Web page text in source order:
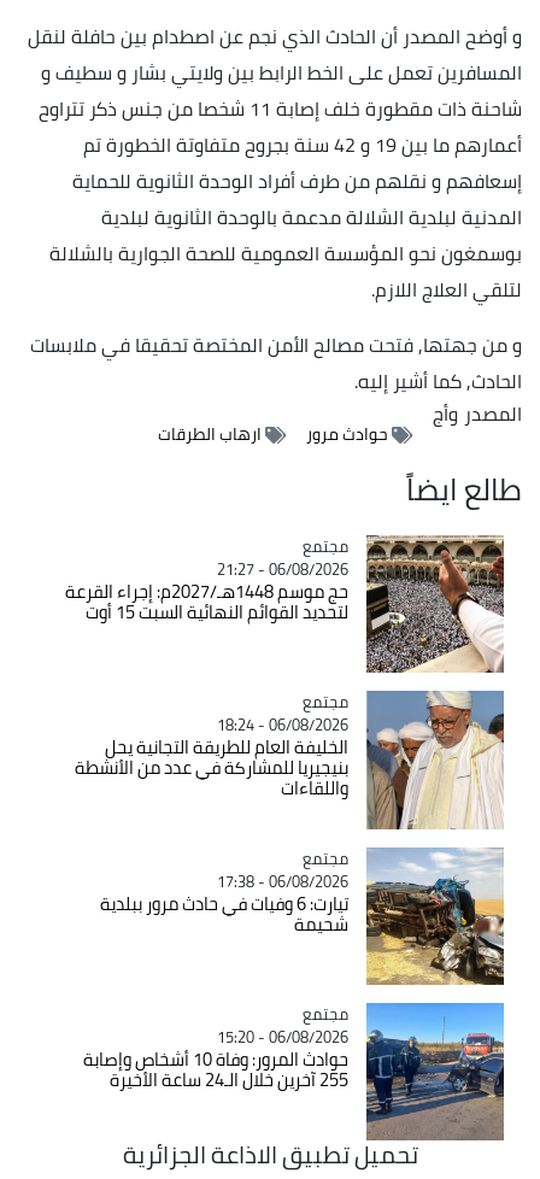
و أوضح المصدر أن الحادث الذي نجم عن اصطدام بين حافلة لنقل
المسافرين تعمل على الخط الرابط بين ولايتي بشار و سطيف و
شاحنة ذات مقطورة خلف إصابة 11 شخصا من جنس ذكر تتراوح
أعمارهم ما بين 19 و 42 سنة بجروح متفاوتة الخطورة تم
إسعافهم و نقلهم من طرف أفراد الوحدة الثانوية للحماية
المدنية لبلدية الشلالة مدعمة بالوحدة الثانوية لبلدية
بوسمغون نحو المؤسسة العمومية للصحة الجوارية بالشلالة
لتلقي العلاج اللازم.
و من جهتها, فتحت مصالح الأمن المختصة تحقيقا في ملابسات
الحادث, كما أشير إليه.
المصدروأج
حوادث مرور ارهاب الطرقات
طالع ايضاً
Catégorie
مجتمع
06/08/2026 - 21:27
حج موسم 1448هـ/2027م: إجراء القرعة
لتحديد القوائم النهائية السبت 15 أوت
Catégorie
مجتمع
06/08/2026 - 18:24
الخليفة العام للطريقة التجانية يحل
بنيجيريا للمشاركة في عدد من الأنشطة
واللقاءات
Catégorie
مجتمع
06/08/2026 - 17:38
تيارت: 6 وفيات في حادث مرور ببلدية
شحيمة
Catégorie
مجتمع
06/08/2026 - 15:20
حوادث المرور: وفاة 10 أشخاص وإصابة
255 آخرين خلال الـ24 ساعة الأخيرة
تحميل تطبيق الاذاعة الجزائرية